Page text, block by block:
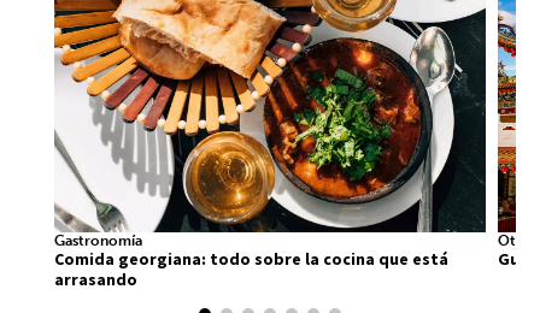
Gastronomía
Comida georgiana: todo sobre la cocina que está
arrasando
Otros
Guía